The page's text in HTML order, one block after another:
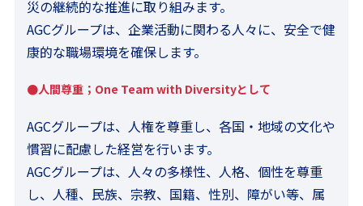
災の継続的な推進に取り組みます。
AGCグループは、企業活動に関わる人々に、安全で健
康的な職場環境を確保します。
●人間尊重；One Team with Diversityとして
AGCグループは、人権を尊重し、各国・地域の文化や
慣習に配慮した経営を行います。
AGCグループは、人々の多様性、人格、個性を尊重
し、人種、民族、宗教、国籍、性別、障がい等、属